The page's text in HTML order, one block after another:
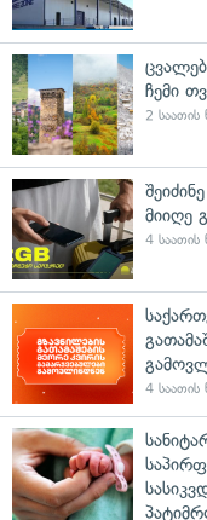
ჩემი
2 საათის
მიიღე
4 საათის
4 საათის